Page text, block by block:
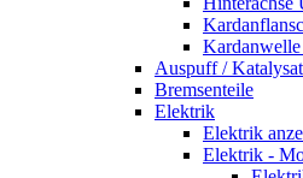
Auspuff /
Bremsenteile
Elektrik
Elektrik
Elektrik -